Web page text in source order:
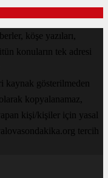
köşe yazıları,
konuların tek adresi
kaynak gösterilmeden
kopyalanamaz,
kişi/kişiler için yasal
tercih